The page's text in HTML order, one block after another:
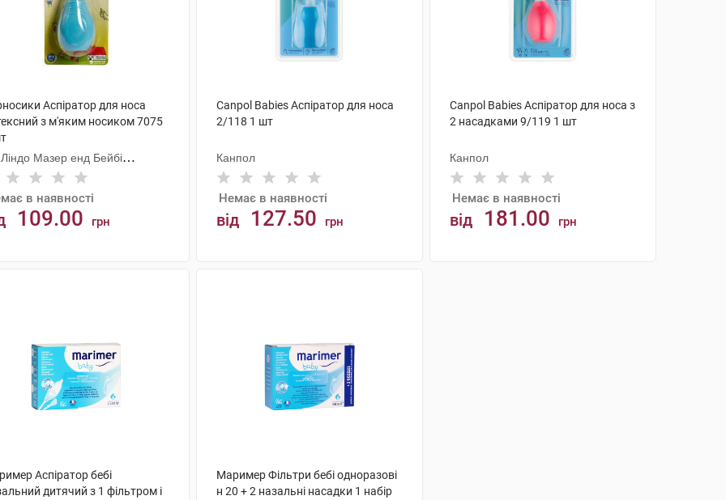
Аспіратор для носа
з м'яким носиком 7075
Ліндо Мазер енд Бейбі
в наявності
109.00 грн
Canpol Babies Аспіратор для носа
2/118 1 шт
Канпол
Немає в наявності
від 127.50 грн
Canpol Babies Аспіратор для носа з
2 насадками 9/119 1 шт
Канпол
Немає в наявності
від 181.00 грн
Аспіратор бебі
дитячий з 1 фільтром і
Маример Фільтри бебі одноразові
н 20 + 2 назальні насадки 1 набір